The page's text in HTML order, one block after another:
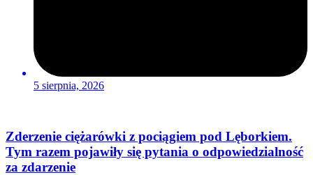
5 sierpnia, 2026
Zderzenie ciężarówki z pociągiem pod Lęborkiem.
Tym razem pojawiły się pytania o odpowiedzialność
za zdarzenie